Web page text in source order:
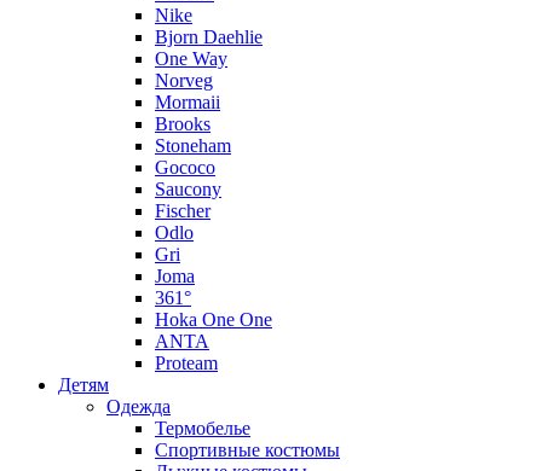
Nike
Bjorn Daehlie
One Way
Norveg
Mormaii
Brooks
Stoneham
Gococo
Saucony
Fischer
Odlo
Gri
Joma
361°
Hoka One One
ANTA
Proteam
Детям
Одежда
Термобелье
Спортивные костюмы